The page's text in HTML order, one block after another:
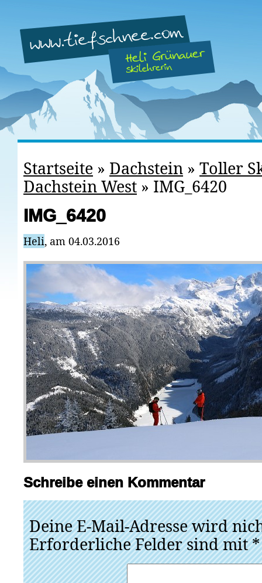
Startseite » Dachstein » Toller
Dachstein West » IMG_6420
IMG_6420
Heli, am 04.03.2016
Schreibe einen Kommentar
Deine E-Mail-Adresse wird
Erforderliche Felder sind mit*